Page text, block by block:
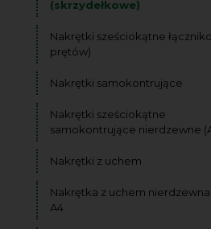
(skrzydełkowe)
Nakrętki sześciokątne
prętów)
Nakrętki samokontrujące
Nakrętki sześciokątne
samokontrujące nierdzewne
Nakrętki z uchem
Nakrętka z uchem nierdzewna
A4